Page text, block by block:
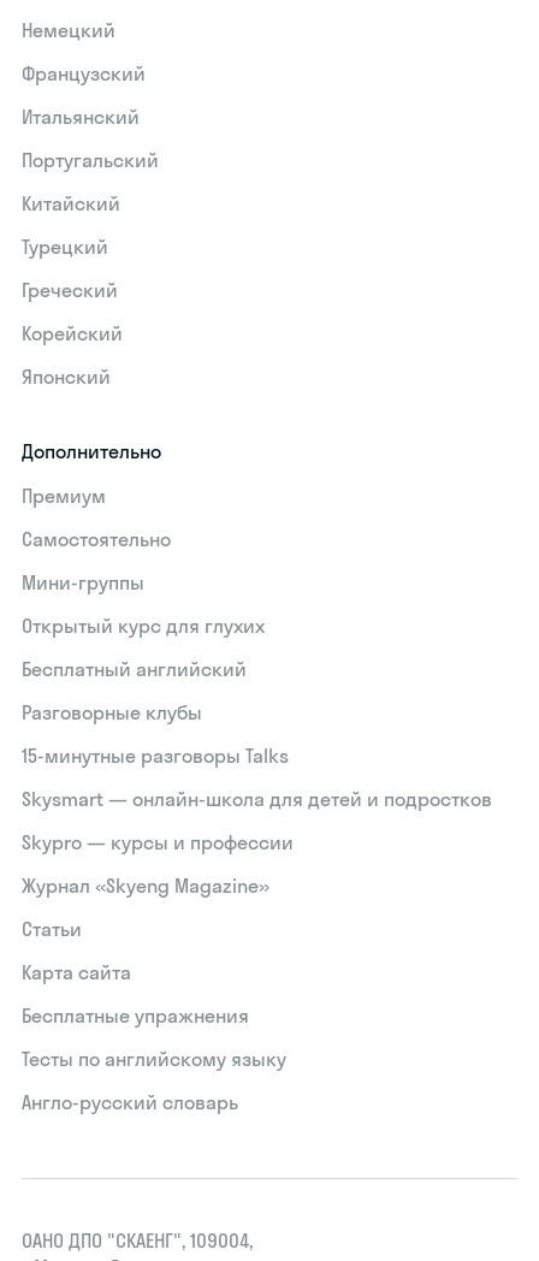
Немецкий
Французский
Итальянский
Португальский
Китайский
Турецкий
Греческий
Корейский
Японский
Дополнительно
Премиум
Самостоятельно
Мини-группы
Открытый курс для глухих
Бесплатный английский
Разговорные клубы
15‑минутные разговоры Talks
Skysmart — онлайн-школа для детей и подростков
Skypro — курсы и профессии
Журнал «Skyeng Magazine»
Статьи
Карта сайта
Бесплатные упражнения
Тесты по английскому языку
Англо-русский словарь
ОАНО ДПО "СКАЕНГ", 109004,